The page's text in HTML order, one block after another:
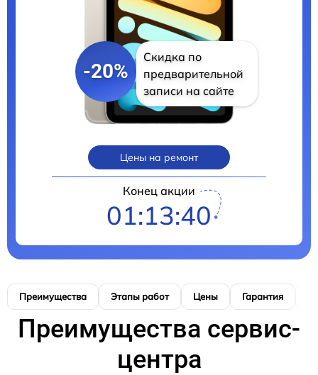
-20%
Скидка по
предварительной
записи на сайте
Цены на ремонт
Конец акции
01:13:39
Преимущества Этапы работ Цены Гарантия
Преимущества сервис-
центра